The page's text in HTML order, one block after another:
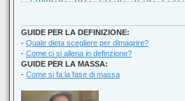
[1801.0, 188, 172.0, 40.0, 4.3],
[1800.0, 188, 169.0, 42.0, 4.1],
[1800.0, 188, 167.0, 42.0, 4.0],
[1801.0, 188, 166.0, 43.0, 3.9],
[1800.0, 188, 163.0, 44.0, 3.7],
[1801.0, 188, 160.0, 46.0, 3.5],
GUIDE PER LA DEFINIZIONE:
- Quale dieta scegliere per dimagrire?
- Come ci si allena in definzione?
GUIDE PER LA MASSA:
- Come si fa la fase di massa